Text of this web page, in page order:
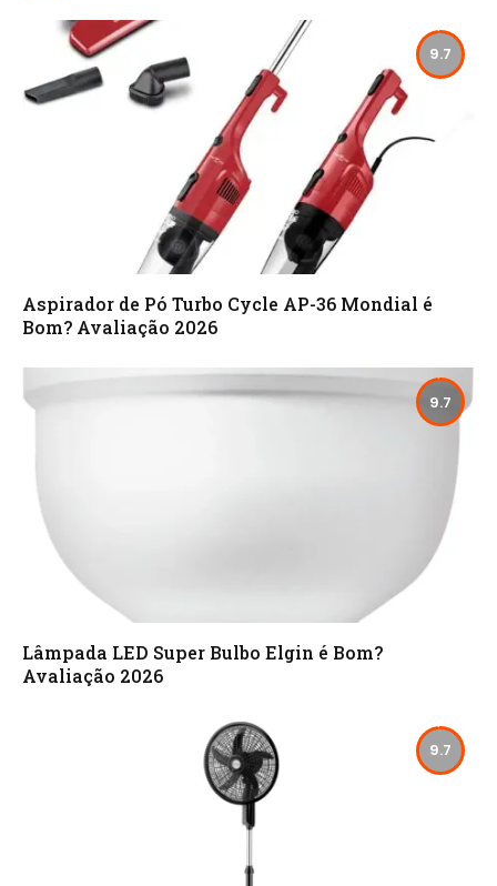
9.7
Aspirador de Pó Turbo Cycle AP-36 Mondial é
Bom? Avaliação 2026
9.7
Lâmpada LED Super Bulbo Elgin é Bom?
Avaliação 2026
9.7